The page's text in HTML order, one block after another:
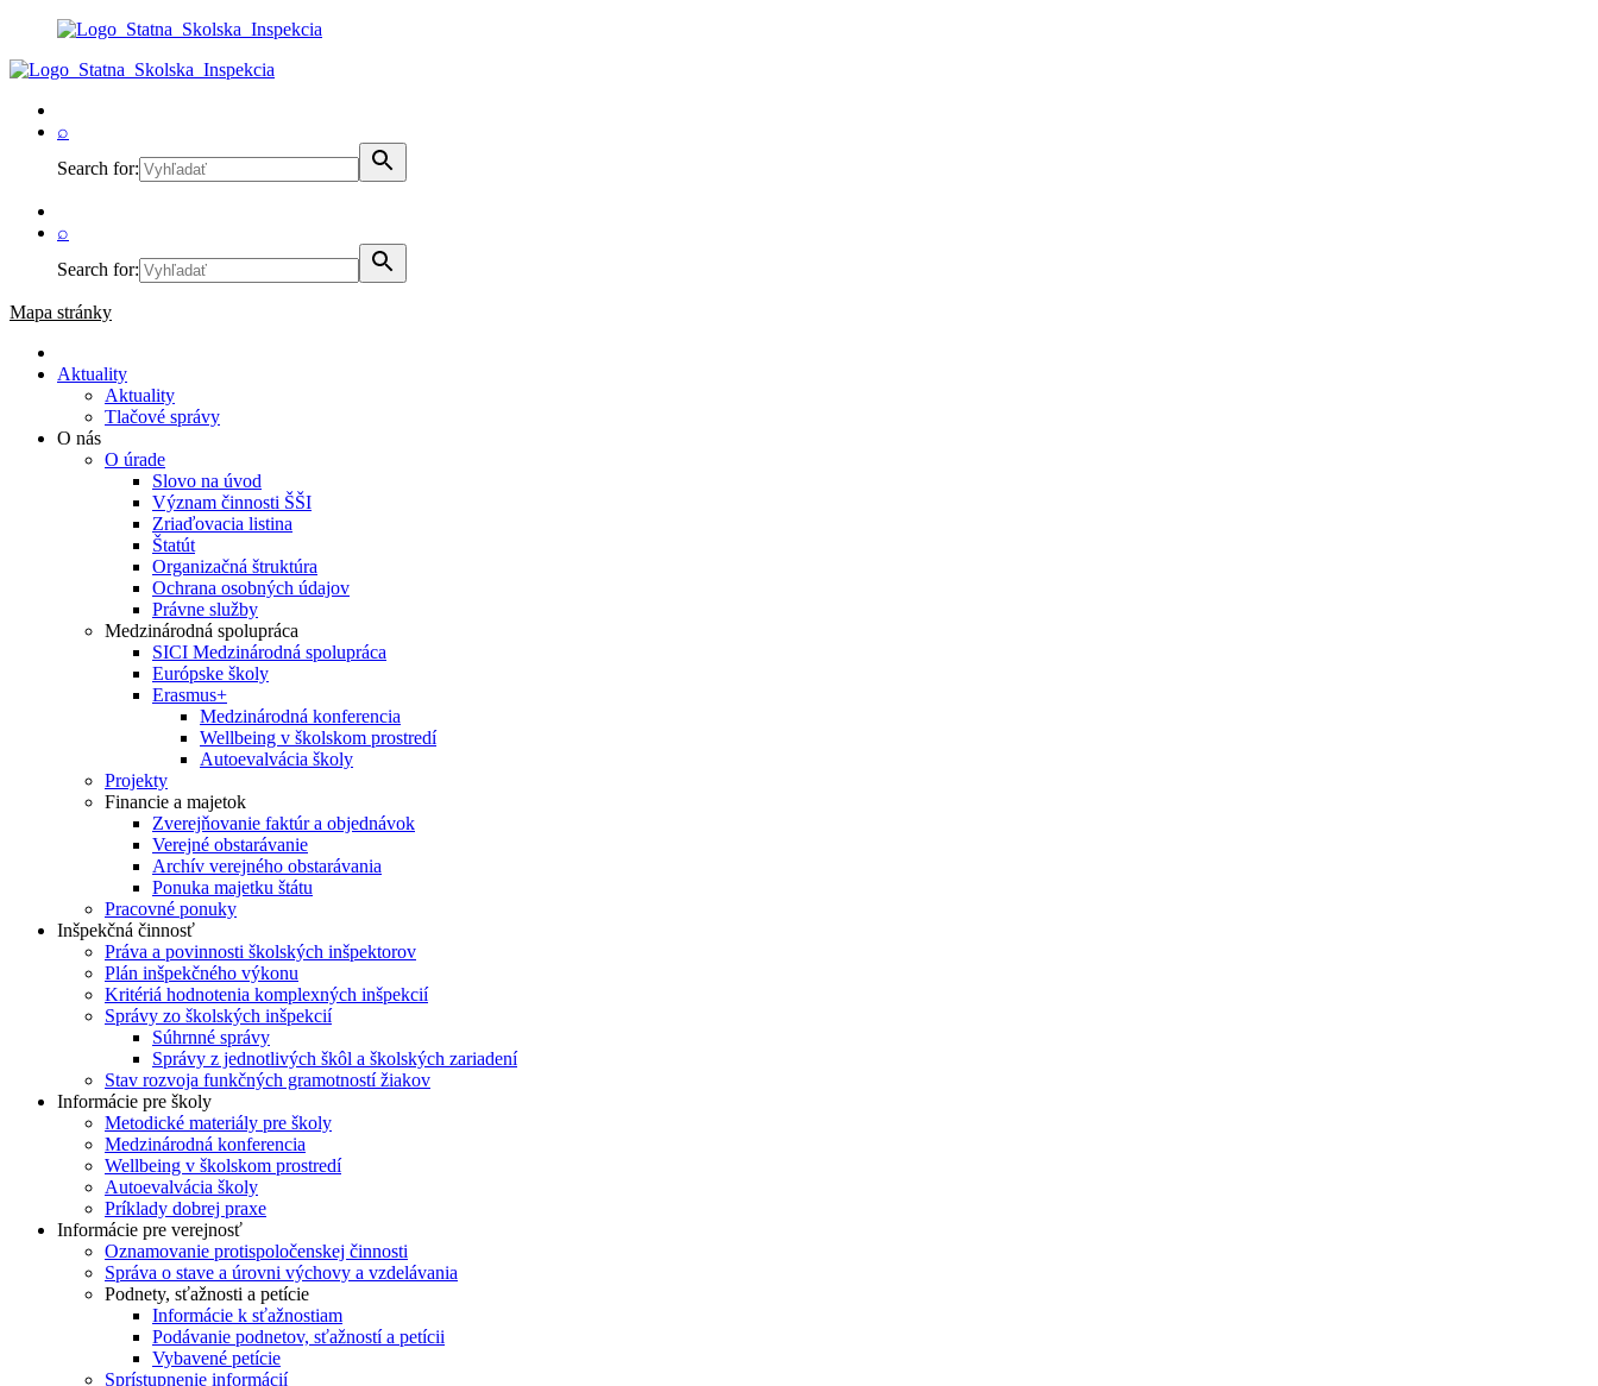
⌕
Search for:
⌕
Search for:
Mapa stránky
Aktuality
Aktuality
Tlačové správy
O nás
O úrade
Slovo na úvod
Význam činnosti ŠŠI
Zriaďovacia listina
Štatút
Organizačná štruktúra
Ochrana osobných údajov
Právne služby
Medzinárodná spolupráca
SICI Medzinárodná spolupráca
Európske školy
Erasmus+
Medzinárodná konferencia
Wellbeing v školskom prostredí
Autoevalvácia školy
Projekty
Financie a majetok
Zverejňovanie faktúr a objednávok
Verejné obstarávanie
Archív verejného obstarávania
Ponuka majetku štátu
Pracovné ponuky
Inšpekčná činnosť
Práva a povinnosti školských inšpektorov
Plán inšpekčného výkonu
Kritériá hodnotenia komplexných inšpekcií
Správy zo školských inšpekcií
Súhrnné správy
Správy z jednotlivých škôl a školských zariadení
Stav rozvoja funkčných gramotností žiakov
Informácie pre školy
Metodické materiály pre školy
Medzinárodná konferencia
Wellbeing v školskom prostredí
Autoevalvácia školy
Príklady dobrej praxe
Informácie pre verejnosť
Oznamovanie protispoločenskej činnosti
Správa o stave a úrovni výchovy a vzdelávania
Podnety, sťažnosti a petície
Informácie k sťažnostiam
Podávanie podnetov, sťažností a petícii
Vybavené petície
Sprístupnenie informácií